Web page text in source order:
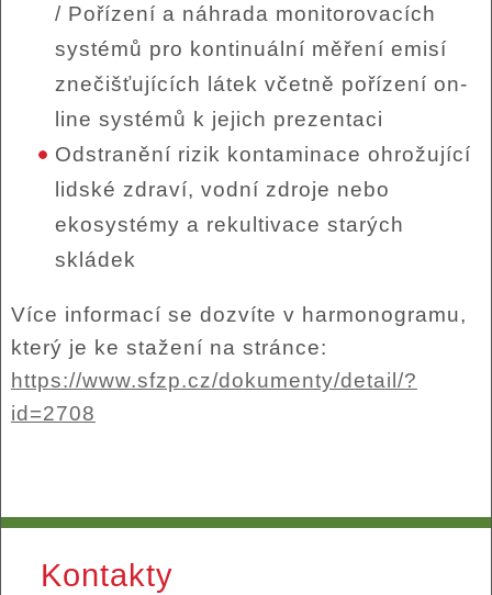
/ Pořízení a náhrada monitorovacích
systémů pro kontinuální měření emisí
znečišťujících látek včetně pořízení on-
line systémů k jejich prezentaci
Odstranění rizik kontaminace ohrožující
lidské zdraví, vodní zdroje nebo
ekosystémy a rekultivace starých
skládek
Více informací se dozvíte v harmonogramu,
který je ke stažení na stránce:
https://www.sfzp.cz/dokumenty/detail/?
id=2708
Kontakty